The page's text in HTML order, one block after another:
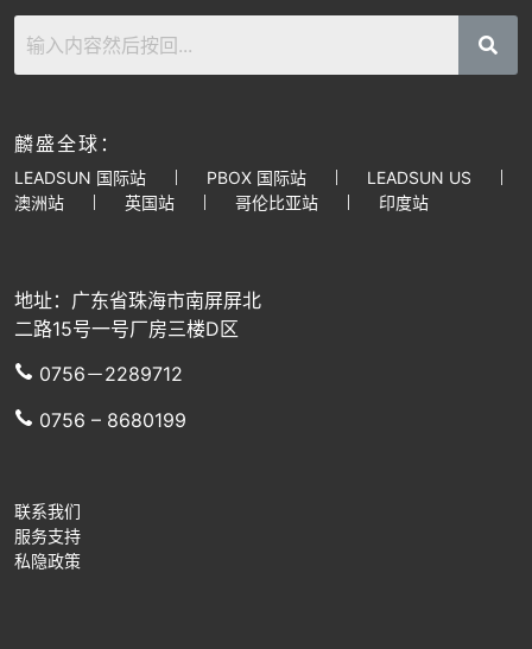
麟盛全球：
LEADSUN 国际站 PBOX 国际站
LEADSUN US
澳洲站
英国站 哥伦比亚站 印度站
地址：广东省珠海市南屏屏北
二路15号一号厂房三楼D区
0756－2289712
0756 – 8680199
联系我们
服务支持
私隐政策